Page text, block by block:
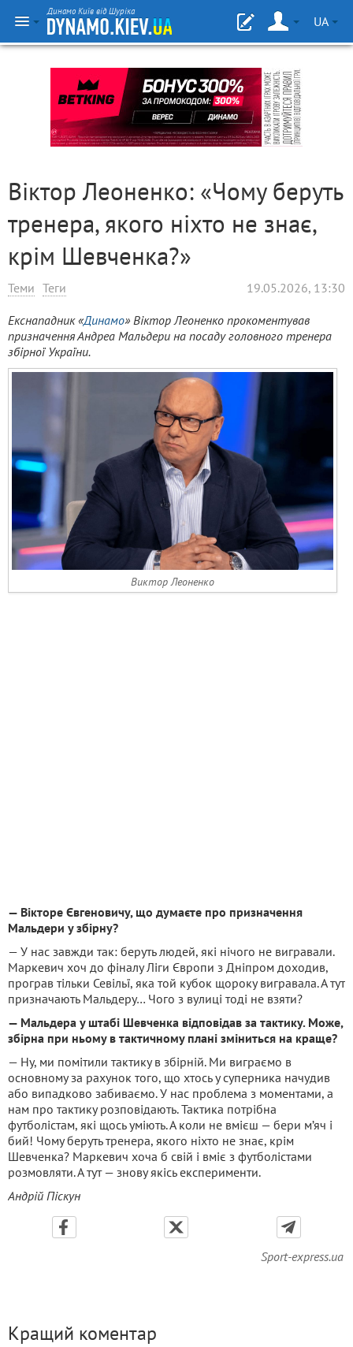
Динамо Київ від Шуріка
UA
Віктор Леоненко: «Чому беруть
тренера, якого ніхто не знає,
крім Шевченка?»
Теми Теги 19.05.2026, 13:30
Екснападник «Динамо» Віктор Леоненко прокоментував
призначення Андреа Мальдери на посаду головного тренера
збірної України.
Виктор Леоненко
— Вікторе Євгеновичу, що думаєте про призначення
Мальдери у збірну?
— У нас завжди так: беруть людей, які нічого не вигравали.
Маркевич хоч до фіналу Ліги Європи з Дніпром доходив,
програв тільки Севільї, яка той кубок щороку вигравала. А тут
призначають Мальдеру… Чого з вулиці тоді не взяти?
— Мальдера у штабі Шевченка відповідав за тактику. Може,
збірна при ньому в тактичному плані зміниться на краще?
— Ну, ми помітили тактику в збірній. Ми виграємо в
основному за рахунок того, що хтось у суперника начудив
або випадково забиваємо. У нас проблема з моментами, а
нам про тактику розповідають. Тактика потрібна
футболістам, які щось уміють. А коли не вмієш — бери м’яч і
бий! Чому беруть тренера, якого ніхто не знає, крім
Шевченка? Маркевич хоча б свій і вміє з футболістами
розмовляти. А тут — знову якісь експерименти.
Андрій Піскун
Sport-express.ua
Кращий коментар